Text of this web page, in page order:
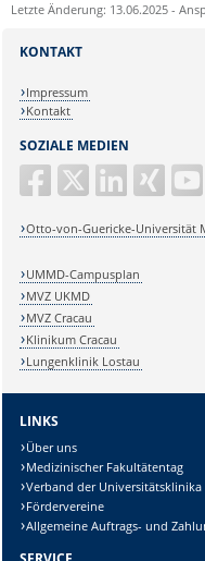
Letzte Änderung: 13.06.2025 -
SOZIALE MEDIEN
Otto-von-Guericke-Universität
KONTAKT
Impressum
Kontakt
UMMD-Campusplan
MVZ UKMD
MVZ Cracau
Klinikum Cracau
Lungenklinik Lostau
LINKS
Über uns
Medizinischer Fakultätentag
Verband der Universitätsklinika
Fördervereine
Allgemeine Auftrags- und